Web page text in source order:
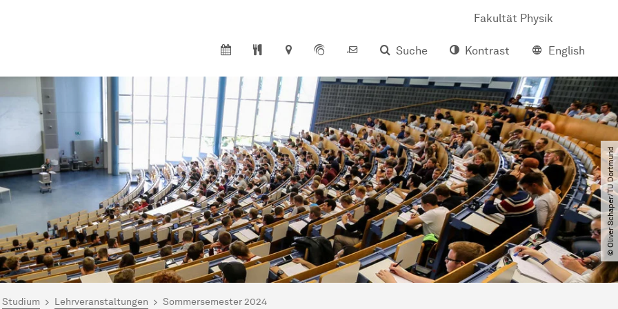
Fakultät Physik
Suche
Kontrast English
© Oliver Schaper​/​TU Dortmund
hier:
Studium Lehrveranstaltungen Sommersemester 2024